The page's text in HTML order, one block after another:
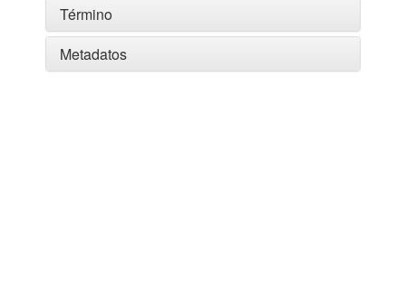
Término
Metadatos